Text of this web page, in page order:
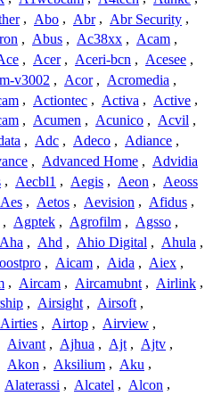
, Abo , Abr , Abr Security ,
, Abus , Ac38xx , Acam ,
, Acer , Aceri-bcn , Acesee ,
v3002 , Acor , Acromedia ,
, Actiontec , Activa , Active ,
, Acumen , Acunico , Acvil ,
, Adc , Adeco , Adiance ,
, Advanced Home , Advidia
, Aecbl1 , Aegis , Aeon , Aeoss
Aes , Aetos , Aevision , Afidus ,
, Agptek , Agrofilm , Agsso ,
Aha , Ahd , Ahio Digital , Ahula ,
, Aicam , Aida , Aiex ,
, Aircam , Aircamubnt , Airlink ,
, Airsight , Airsoft ,
Airties , Airtop , Airview ,
Aivant , Ajhua , Ajt , Ajtv ,
Akon , Aksilium , Aku ,
Alaterassi , Alcatel , Alcon ,